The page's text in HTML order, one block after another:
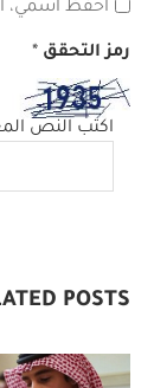
احفظ اسمي،
رمز التحقق *
اكتب النص
POSTS